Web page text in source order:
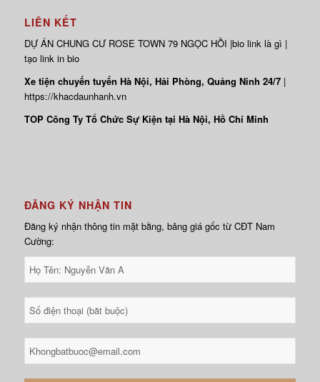
LIÊN KẾT
DỰ ÁN CHUNG CƯ ROSE TOWN79 NGỌC HỒI |bio link là gì |
tạo link in bio
Xe tiện chuyến tuyến Hà Nội, Hải Phòng, Quảng Ninh 24/7 |
https://khacdaunhanh.vn
TOP Công Ty Tổ Chức Sự Kiện tại Hà Nội, Hồ Chí Minh
ĐĂNG KÝ NHẬN TIN
Đăng ký nhận thông tin mặt bằng, bảng giá gốc từ CĐT Nam
Cường: